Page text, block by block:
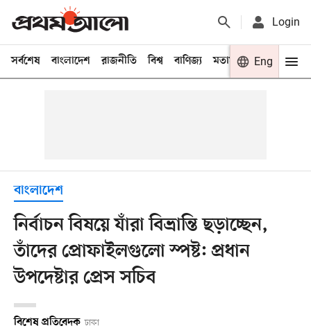
Login
সর্বশেষ বাংলাদেশ রাজনীতি বিশ্ব বাণিজ্য মতামত খেলা
Eng
বাংলাদেশ
নির্বাচন বিষয়ে যাঁরা বিভ্রান্তি ছড়াচ্ছেন,
তাঁদের প্রোফাইলগুলো স্পষ্ট: প্রধান
উপদেষ্টার প্রেস সচিব
বিশেষ প্রতিবেদক ঢাকা